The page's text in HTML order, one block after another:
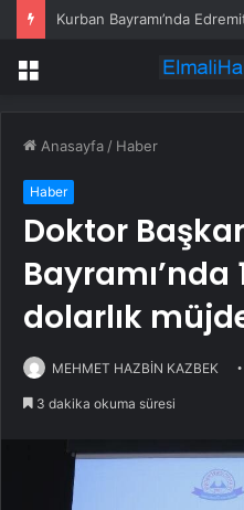
Kurban Bayramı’nda
Menü
Anasayfa / Haber
Haber
Doktor
Bayramı’nda
dolarlık
MEHMET HAZBİN KAZBEK
3 dakika okuma süresi